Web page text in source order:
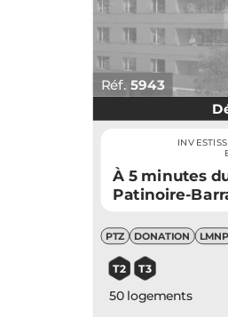
Réf. 5943
À 5 minutes
Patinoire-
PTZ DONATION LMNP
T2 T3
50 logements